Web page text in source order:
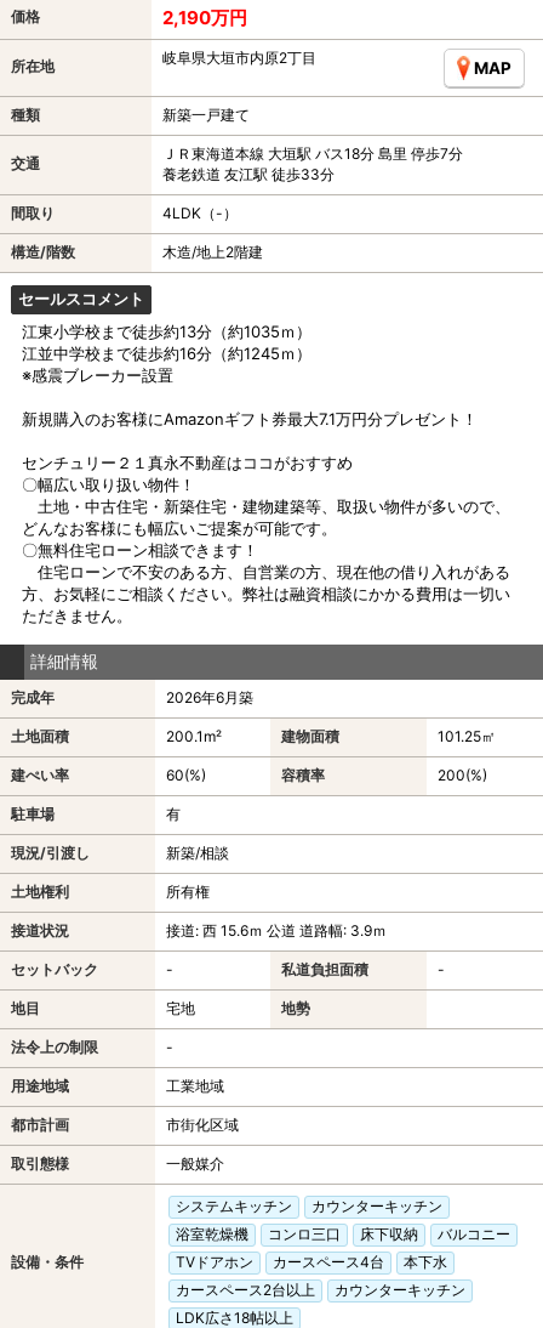
価格 2,190万円
所在地 岐阜県大垣市内原2丁目
MAP
種類 新築一戸建て
交通
ＪＲ東海道本線 大垣駅 バス18分 島里 停歩7分
養老鉄道 友江駅 徒歩33分
間取り 4LDK（-）
構造/階数 木造/地上2階建
セールスコメント
江東小学校まで徒歩約13分（約1035ｍ）
江並中学校まで徒歩約16分（約1245ｍ）
※感震ブレーカー設置
新規購入のお客様にAmazonギフト券最大7.1万円分プレゼント！
センチュリー２１真永不動産はココがおすすめ
〇幅広い取り扱い物件！
土地・中古住宅・新築住宅・建物建築等、取扱い物件が多いので、
どんなお客様にも幅広いご提案が可能です。
〇無料住宅ローン相談できます！
住宅ローンで不安のある方、自営業の方、現在他の借り入れがある
方、お気軽にご相談ください。弊社は融資相談にかかる費用は一切い
ただきません。
詳細情報
完成年 2026年6月築
土地面積 200.1m² 建物面積 101.25㎡
建ぺい率 60(%) 容積率 200(%)
駐車場 有
現況/引渡し 新築/相談
土地権利 所有権
接道状況 接道: 西 15.6ｍ 公道 道路幅: 3.9ｍ
セットバック - 私道負担面積 -
地目 宅地 地勢
法令上の制限 -
用途地域 工業地域
都市計画 市街化区域
取引態様 一般媒介
設備・条件
システムキッチン
カウンターキッチン
浴室乾燥機
コンロ三口 床下収納
バルコニー
TVドアホン
カースペース4台
本下水
カースペース2台以上
カウンターキッチン
LDK広さ18帖以上